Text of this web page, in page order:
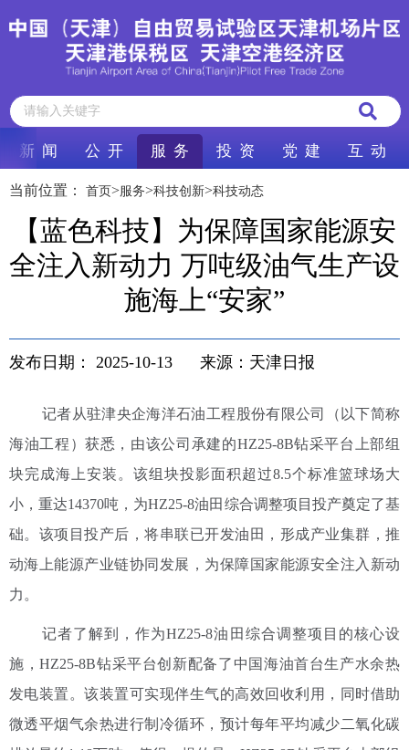
新 闻 公 开 服 务 投 资 党 建 互 动
当前位置： 首页>服务>科技创新>科技动态
【蓝色科技】为保障国家能源安
全注入新动力 万吨级油气生产设
施海上“安家”
发布日期： 2025-10-13 来源：天津日报
记者从驻津央企海洋石油工程股份有限公司（以下简称
海油工程）获悉，由该公司承建的HZ25-8B钻采平台上部组
块完成海上安装。该组块投影面积超过8.5个标准篮球场大
小，重达14370吨，为HZ25-8油田综合调整项目投产奠定了基
础。该项目投产后，将串联已开发油田，形成产业集群，推
动海上能源产业链协同发展，为保障国家能源安全注入新动
力。
记者了解到，作为HZ25-8油田综合调整项目的核心设
施，HZ25-8B钻采平台创新配备了中国海油首台生产水余热
发电装置。该装置可实现伴生气的高效回收利用，同时借助
微透平烟气余热进行制冷循环，预计每年平均减少二氧化碳